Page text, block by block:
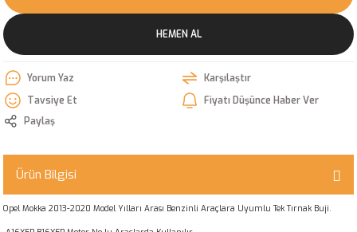
HEMEN AL
Yorum Yaz
Karşılaştır
Tavsiye Et
Fiyatı Düşünce Haber Ver
Paylaş
Ürün Bilgisi
Opel Mokka 2013-2020 Model Yılları Arası Benzinli Araçlara Uyumlu Tek Tırnak Buji.